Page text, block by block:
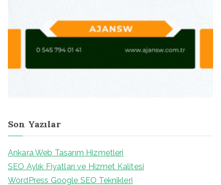
Son Yazılar
Ankara Web Tasarım Hizmetleri
SEO Aylık Fiyatları ve Hizmet Kalitesi
WordPress Google SEO Teknikleri